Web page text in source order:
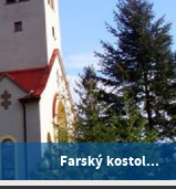
Farský kostol...